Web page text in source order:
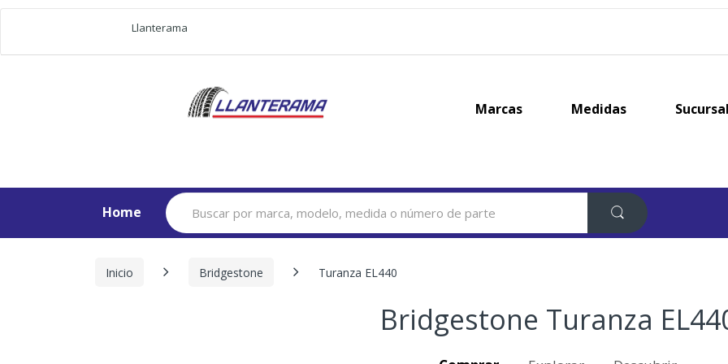
Llanterama
Marcas Medidas
Home
Search
for:
Inicio Bridgestone Turanza EL440
Bridgestone Turanza